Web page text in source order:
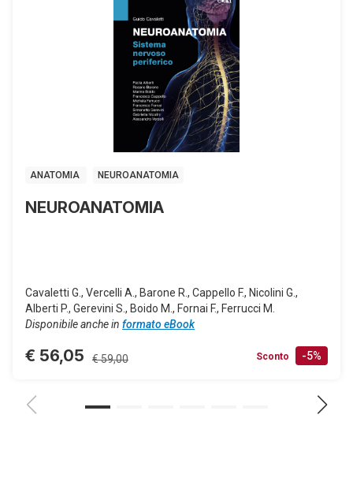
ANATOMIA NEUROANATOMIA
NEUROANATOMIA
Cavaletti G., Vercelli A., Barone R., Cappello F., Nicolini G.,
Alberti P., Gerevini S., Boido M., Fornai F., Ferrucci M.
Disponibile anche in formato eBook
€ 56,05 € 59,00 Sconto -5%